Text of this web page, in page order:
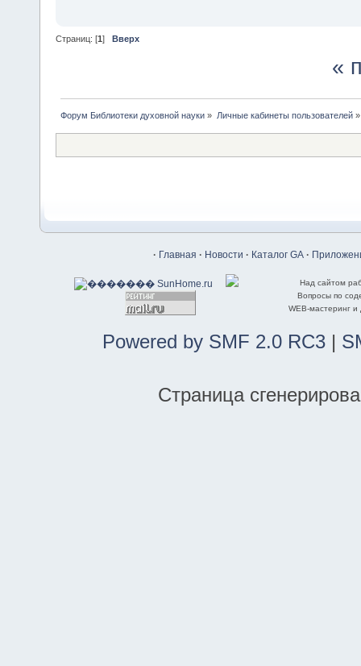
Страниц: [1 ] Вверх
«
Форум Библиотеки духовной науки » Личные кабинеты пользователей»
· Главная · Новости · Каталог GA ·
Над сайтом
Вопросы по
WEB-мастеринг
Powered by SMF 2.0 RC3 |
Страница